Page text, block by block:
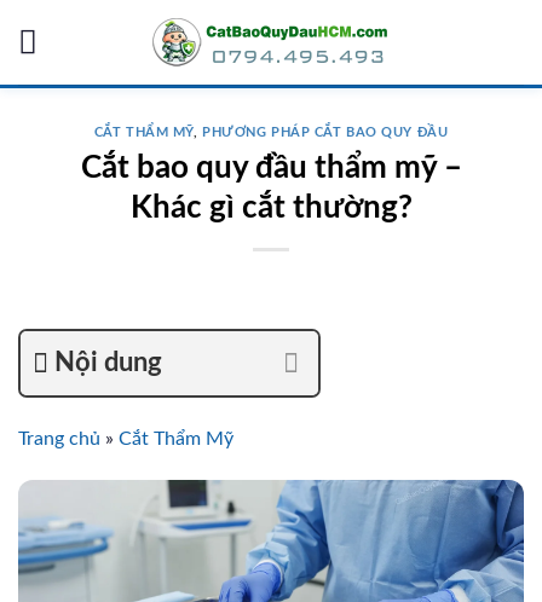
CẮT THẨM MỸ, PHƯƠNG PHÁP CẮT BAO QUY ĐẦU
Cắt bao quy đầu thẩm mỹ –
Khác gì cắt thường?
Nội dung
Trang chủ » Cắt Thẩm Mỹ